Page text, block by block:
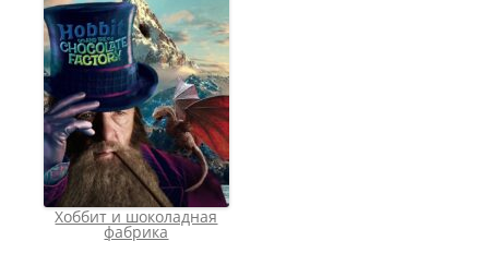
Хоббит и шоколадная
фабрика